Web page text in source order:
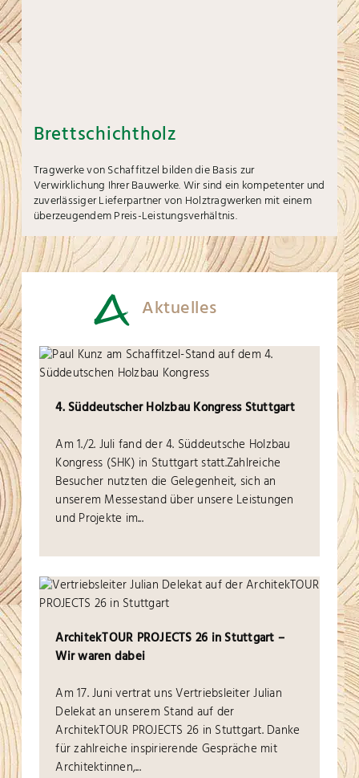
Brettschichtholz
Tragwerke von Schaffitzel bilden die Basis zur
Verwirklichung Ihrer Bauwerke. Wir sind ein kompetenter und
zuverlässiger Lieferpartner von Holztragwerken mit einem
überzeugendem Preis-Leistungsverhältnis.
Aktuelles
4. Süddeutscher Holzbau Kongress Stuttgart
Am 1./2. Juli fand der 4. Süddeutsche Holzbau
Kongress (SHK) in Stuttgart statt.Zahlreiche
Besucher nutzten die Gelegenheit, sich an
unserem Messestand über unsere Leistungen
und Projekte im...
ArchitekTOUR PROJECTS 26 in Stuttgart –
Wir waren dabei
Am 17. Juni vertrat uns Vertriebsleiter Julian
Delekat an unserem Stand auf der
ArchitekTOUR PROJECTS 26 in Stuttgart. Danke
für zahlreiche inspirierende Gespräche mit
Architektinnen,...